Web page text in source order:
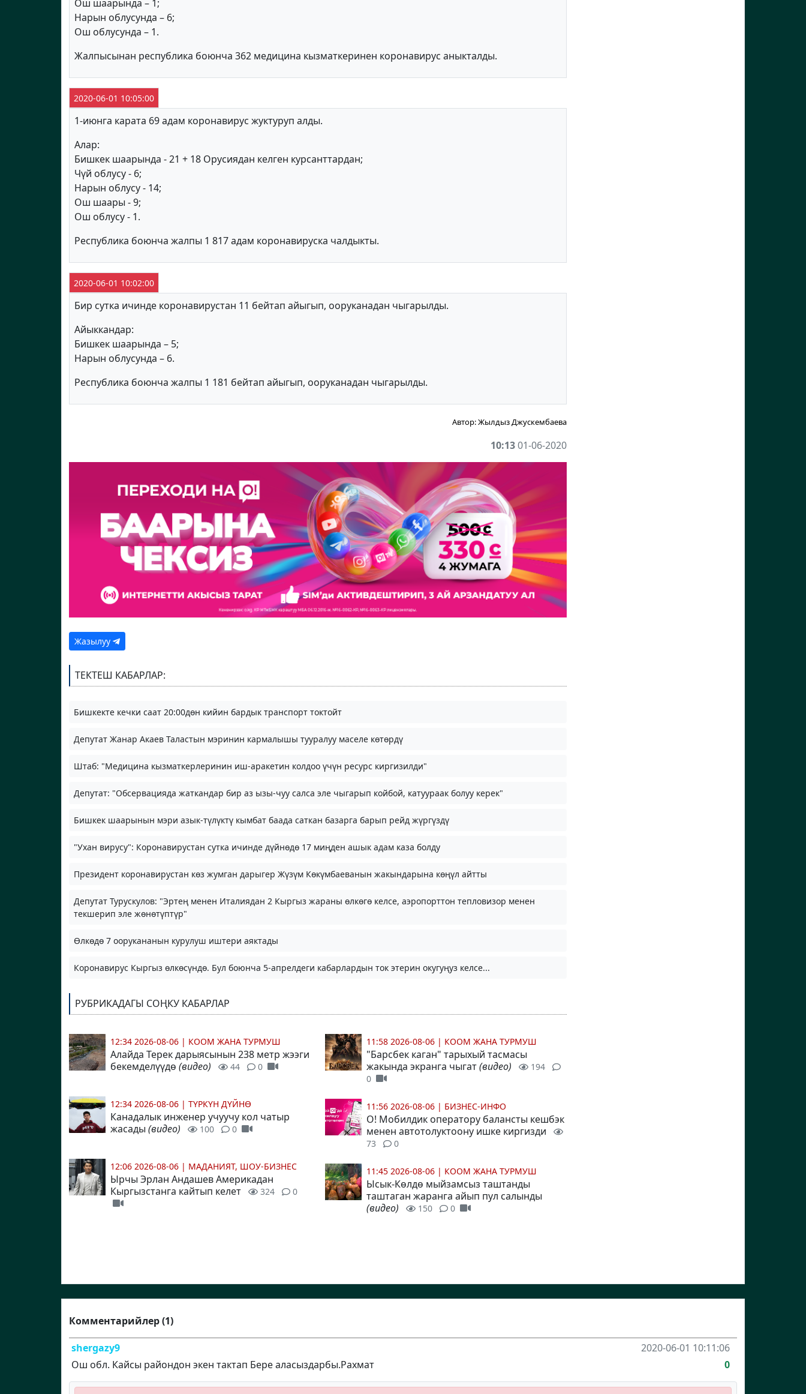
Ош шаарында – 1;
Нарын облусунда – 6;
Ош облусунда – 1.
Жалпысынан республика боюнча 362 медицина кызматкеринен коронавирус аныкталды.
2020-06-01 10:05:00
1-июнга карата 69 адам коронавирус жуктуруп алды.
Алар:
Бишкек шаарында - 21 + 18 Орусиядан келген курсанттардан;
Чүй облусу - 6;
Нарын облусу - 14;
Ош шаары - 9;
Ош облусу - 1.
Республика боюнча жалпы 1 817 адам коронавируска чалдыкты.
2020-06-01 10:02:00
Бир сутка ичинде коронавирустан 11 бейтап айыгып, ооруканадан чыгарылды.
Айыккандар:
Бишкек шаарында – 5;
Нарын облусунда – 6.
Республика боюнча жалпы 1 181 бейтап айыгып, ооруканадан чыгарылды.
Автор:Жылдыз Джускембаева
10:1301-06-2020
Жазылуу
ТЕКТЕШ КАБАРЛАР:
Бишкекте кечки саат 20:00дөн кийин бардык транспорт токтойт
Депутат Жанар Акаев Таластын мэринин кармалышы тууралуу маселе көтөрдү
Штаб: "Медицина кызматкерлеринин иш-аракетин колдоо үчүн ресурс киргизилди"
Депутат: "Обсервацияда жаткандар бир аз ызы-чуу салса эле чыгарып койбой, катуураак болуу керек"
Бишкек шаарынын мэри азык-түлүктү кымбат баада саткан базарга барып рейд жүргүздү
"Ухан вирусу": Коронавирустан сутка ичинде дүйнөдө 17 миңден ашык адам каза болду
Президент коронавирустан көз жумган дарыгер Жүзүм Көкүмбаеванын жакындарына көңүл айтты
Депутат Турускулов: "Эртең менен Италиядан 2 Кыргыз жараны өлкөгө келсе, аэропорттон тепловизор менен
текшерип эле жөнөтүптүр"
Өлкөдө 7 оорукананын курулуш иштери аяктады
Коронавирус Кыргыз өлкөсүндө. Бул боюнча 5-апрелдеги кабарлардын ток этерин окугуңуз келсе...
РУБРИКАДАГЫ СОҢКУ КАБАРЛАР
12:34 2026-08-06 | КООМ ЖАНА ТУРМУШ
Алайда Терек дарыясынын 238 метр жээги
бекемделүүдө(видео) 44 0
12:34 2026-08-06 | ТҮРКҮН ДҮЙНӨ
Канадалык инженер учуучу кол чатыр
жасады(видео) 100 0
12:06 2026-08-06 | МАДАНИЯТ, ШОУ-БИЗНЕС
Ырчы Эрлан Андашев Америкадан
Кыргызстанга кайтып келет
324 0
11:58 2026-08-06 | КООМ ЖАНА ТУРМУШ
"Барсбек каган" тарыхый тасмасы
жакында экранга чыгат(видео)
194
0
11:56 2026-08-06 | БИЗНЕС-ИНФО
О! Мобилдик оператору балансты кешбэк
менен автотолуктоону ишке киргизди
73 0
11:45 2026-08-06 | КООМ ЖАНА ТУРМУШ
Ысык-Көлдө мыйзамсыз таштанды
таштаган жаранга айып пул салынды
(видео)
150 0
Комментарийлер (1)
shergazy9
2020-06-01 10:11:06
Ош обл. Кайсы райондон экен тактап Бере аласыздарбы.Рахмат
0